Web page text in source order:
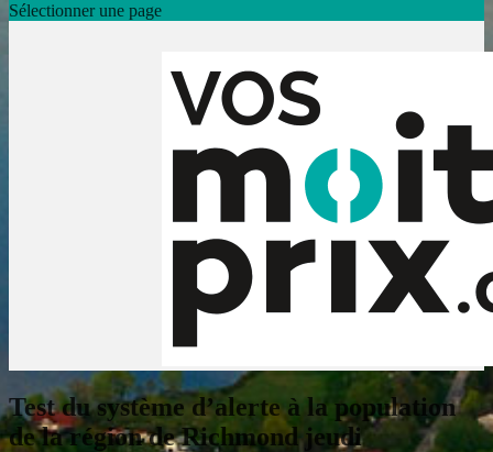
Sélectionner une page
Test du système d’alerte à la population
de la région de Richmond jeudi